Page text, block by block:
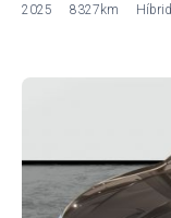
2025 8327km